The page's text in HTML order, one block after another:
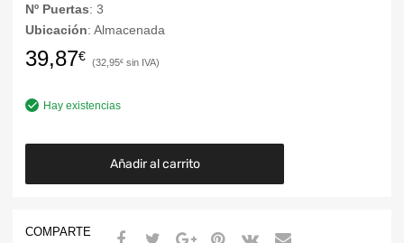
Nº Puertas: 3
Ubicación: Almacenada
39,87€ 32,95€
Hay existencias
Añadir al carrito
COMPARTE